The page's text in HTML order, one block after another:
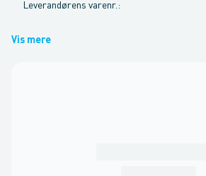
Leverandørens varenr. :
Vis mere